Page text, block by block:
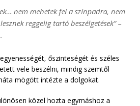
nem mehetek fel a színpadra, nem
reggelig tartó beszélgetések” –
őszinteségét és széles
vele beszélni, mindig szemtől
mögött intézte a dolgokat.
közel hozta egymáshoz a